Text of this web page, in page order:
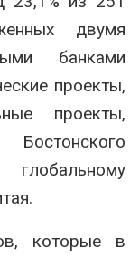
двумя
банками
проекты,
проекты,
которые в